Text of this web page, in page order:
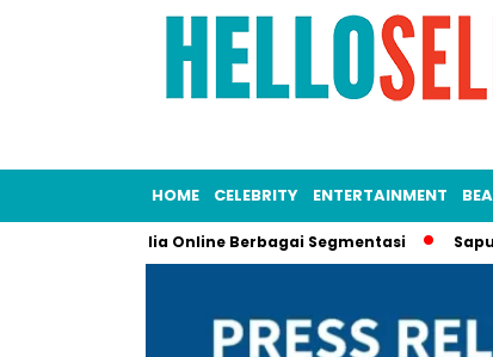
HOME CELEBRITY ENTERTAINMENT
150 Media Online Berbagai Segmentasi Sapulangit